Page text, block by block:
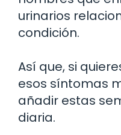
urinarios
condición.
Así que, si
esos síntomas
añadir estas
diaria.